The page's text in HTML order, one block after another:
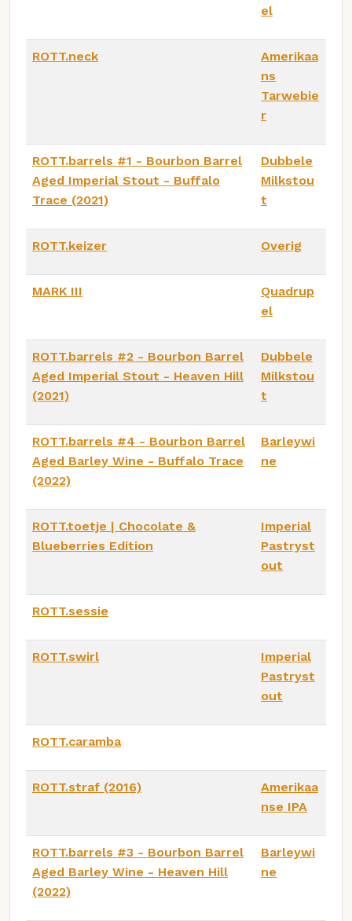
el
ROTT.neck
Amerikaa
ns
Tarwebie
r
ROTT.barrels #1 - Bourbon Barrel
Aged Imperial Stout - Buffalo
Trace (2021)
Dubbele
Milkstou
t
ROTT.keizer Overig
MARK III
Quadrup
el
ROTT.barrels #2 - Bourbon Barrel
Aged Imperial Stout - Heaven Hill
(2021)
Dubbele
Milkstou
t
ROTT.barrels #4 - Bourbon Barrel
Aged Barley Wine - Buffalo Trace
(2022)
Barleywi
ne
ROTT.toetje | Chocolate &
Blueberries Edition
Imperial
Pastryst
out
ROTT.sessie
ROTT.swirl
Imperial
Pastryst
out
ROTT.caramba
ROTT.straf (2016)
Amerikaa
nse IPA
ROTT.barrels #3 - Bourbon Barrel
Aged Barley Wine - Heaven Hill
(2022)
Barleywi
ne